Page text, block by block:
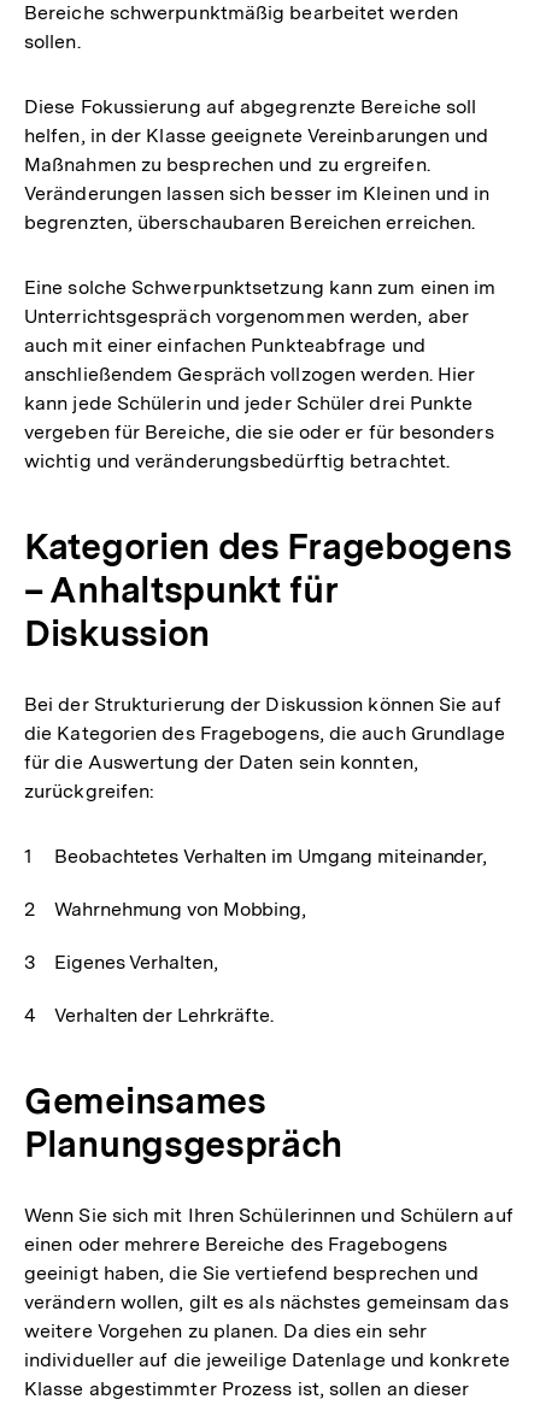
Bereiche schwerpunktmäßig bearbeitet werden
sollen.
Diese Fokussierung auf abgegrenzte Bereiche soll
helfen, in der Klasse geeignete Vereinbarungen und
Maßnahmen zu besprechen und zu ergreifen.
Veränderungen lassen sich besser im Kleinen und in
begrenzten, überschaubaren Bereichen erreichen.
Eine solche Schwerpunktsetzung kann zum einen im
Unterrichtsgespräch vorgenommen werden, aber
auch mit einer einfachen Punkteabfrage und
anschließendem Gespräch vollzogen werden. Hier
kann jede Schülerin und jeder Schüler drei Punkte
vergeben für Bereiche, die sie oder er für besonders
wichtig und veränderungsbedürftig betrachtet.
Kategorien des Fragebogens
– Anhaltspunkt für
Diskussion
Bei der Strukturierung der Diskussion können Sie auf
die Kategorien des Fragebogens, die auch Grundlage
für die Auswertung der Daten sein konnten,
zurückgreifen:
Beobachtetes Verhalten im Umgang miteinander,
Wahrnehmung von Mobbing,
Eigenes Verhalten,
Verhalten der Lehrkräfte.
Gemeinsames
Planungsgespräch
Wenn Sie sich mit Ihren Schülerinnen und Schülern auf
einen oder mehrere Bereiche des Fragebogens
geeinigt haben, die Sie vertiefend besprechen und
verändern wollen, gilt es als nächstes gemeinsam das
weitere Vorgehen zu planen. Da dies ein sehr
individueller auf die jeweilige Datenlage und konkrete
Klasse abgestimmter Prozess ist, sollen an dieser